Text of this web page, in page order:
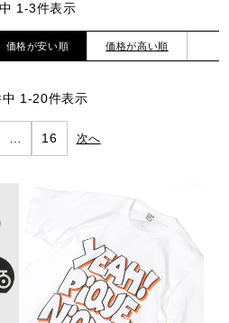
1 -3件表示
価格が安い順 価格が高い順
1 -20件表示
16